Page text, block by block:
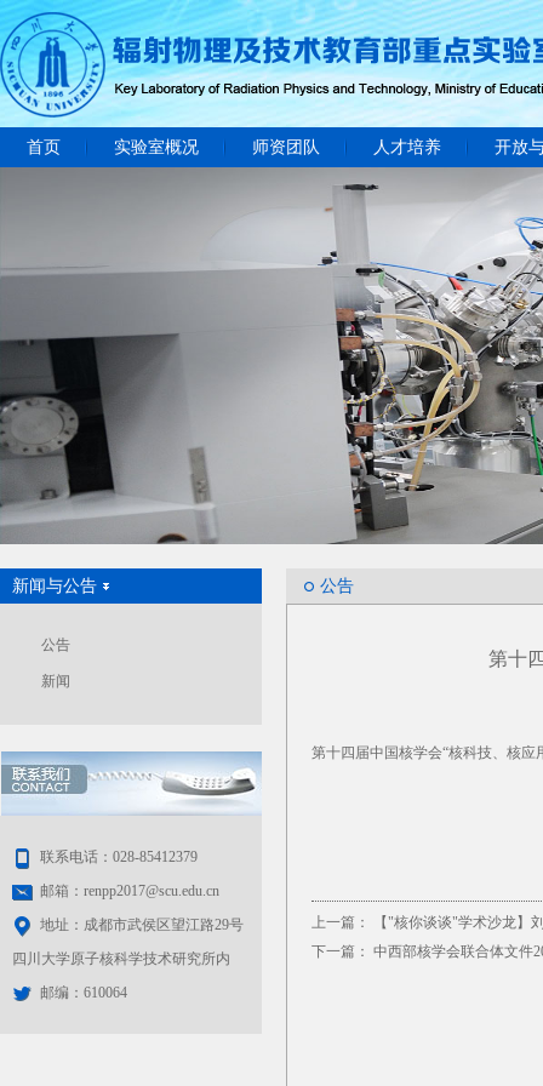
首页 实验室概况 师资团队 人才培养 开放
新闻与公告
公告
新闻
联系电话：028-85412379
邮箱：renpp2017@scu.edu.cn
地址：成都市武侯区望江路29号
四川大学原子核科学技术研究所内
邮编：610064
公告
第十
第十四届中国核学会“核科技、核应
上一篇：
【"核你谈谈"学术沙龙】
下一篇： 中西部核学会联合体文件